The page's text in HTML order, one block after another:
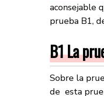
aconsejable
prueba B1,
B1 La
Sobre la
de esta